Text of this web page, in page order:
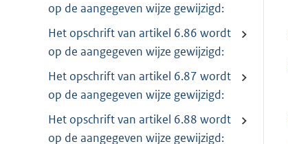
op de aangegeven wijze gewijzigd:
Het opschrift van artikel 6.86 wordt
op de aangegeven wijze gewijzigd:
Het opschrift van artikel 6.87 wordt
op de aangegeven wijze gewijzigd:
Het opschrift van artikel 6.88 wordt
op de aangegeven wijze gewijzigd: